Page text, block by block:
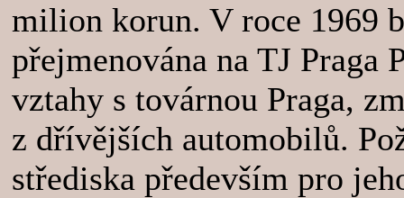
milion korun. V roce 1969
přejmenována na TJ Praga
vztahy s továrnou Praga,
z dřívějších automobilů.
střediska především pro